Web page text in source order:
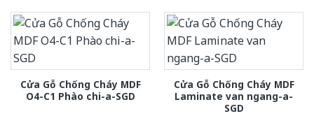
Cửa Gỗ Chống Cháy MDF
O4-C1 Phào chi-a-SGD
Cửa Gỗ Chống Cháy MDF
Laminate van ngang-a-
SGD